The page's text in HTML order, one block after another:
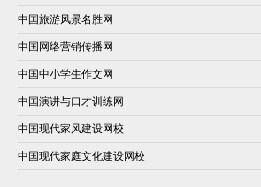
中国旅游风景名胜网
中国网络营销传播网
中国中小学生作文网
中国演讲与口才训练网
中国现代家风建设网校
中国现代家庭文化建设网校